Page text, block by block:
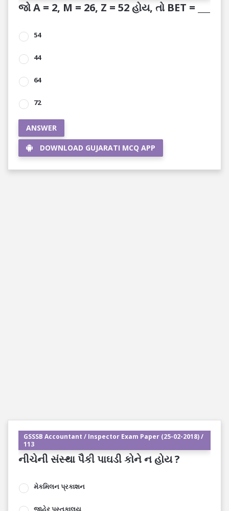
જો A = 2, M = 26, Z = 52 હોય, તો BET = ___
54
44
64
72
ANSWER
DOWNLOAD GUJARATI MCQ APP
GSSSB Accountant / Inspector Exam Paper (25-02-2018) /
113
નીચેની સંસ્થા પૈકી પાઘડી કોને ન હોય ?
મેકમિલન પ્રકાશન
જાહેર પુસ્તકાલય